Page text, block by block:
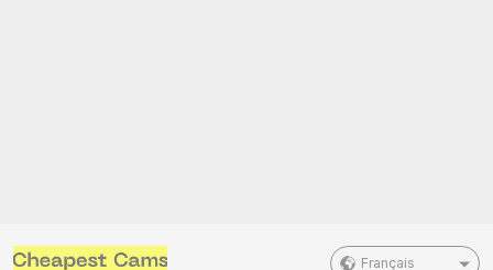
Français